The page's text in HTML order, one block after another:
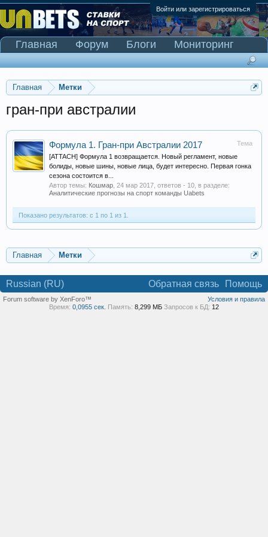
Войти или зарегистрироваться
Главная Метки
гран-при австралии
Тема
Формула 1. Гран-при Австралии 2017
[ATTACH] Формула 1 возвращается. Новый регламент, новые
болиды, новые шины, новые лица, будет интересно. Первая гонка
сезона состоится в...
Автор темы: Кошмар 24 мар 2017 , ответов - 10, в разделе:
Аналитические прогнозы на спорт команды Uabets
Показано результатов: с 1 по 1 из 1.
Главная Метки
Главная Форум Блоги
Мониторинг
Сканер Pinnacle
Russian (RU) Обратная связь Помощь
Условия и правила
Forum software by XenForo™
Время: 0,0955 сек. Память: 8,299 МБ Запросов к БД: 12